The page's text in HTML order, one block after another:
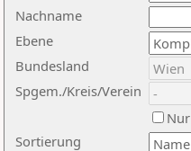
Nachname
Ebene
Sortierung
Bundesland
Spgem./Kreis/Verein